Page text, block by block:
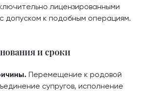
лицензированными
допуском к подобным операциям.
и сроки
Перемещение к родовой
супругов, исполнение